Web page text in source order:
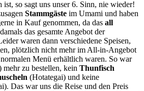
so sagt uns unser 6. Sinn, nie wieder!
Stammgäste im Umami und haben
in Kauf genommen, da das all
damals das gesamte Angebot der
waren dann verschiedene Speisen,
plötzlich nicht mehr im All-in-Angebot
Menü erhältlich waren. So war
mehr zu bestellen, kein Thunfisch
(Hotategai) und keine
Das war uns die Reise und den Preis